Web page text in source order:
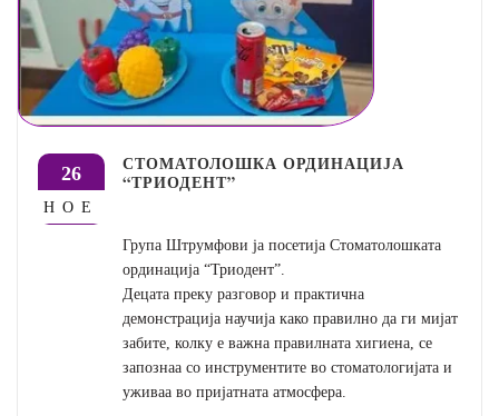
26
НОЕ
СТОМАТОЛОШКА ОРДИНАЦИЈА
“ТРИОДЕНТ”
Група Штрумфови ја посетија Стоматолошката
ординација “Триодент”.
Децата преку разговор и практична
демонстрација научија како правилно да ги мијат
забите, колку е важна правилната хигиена, се
запознаа со инструментите во стоматологијата и
уживаа во пријатната атмосфера.